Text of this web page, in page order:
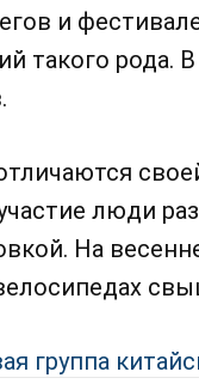
и
такого рода.
люди
На
группа